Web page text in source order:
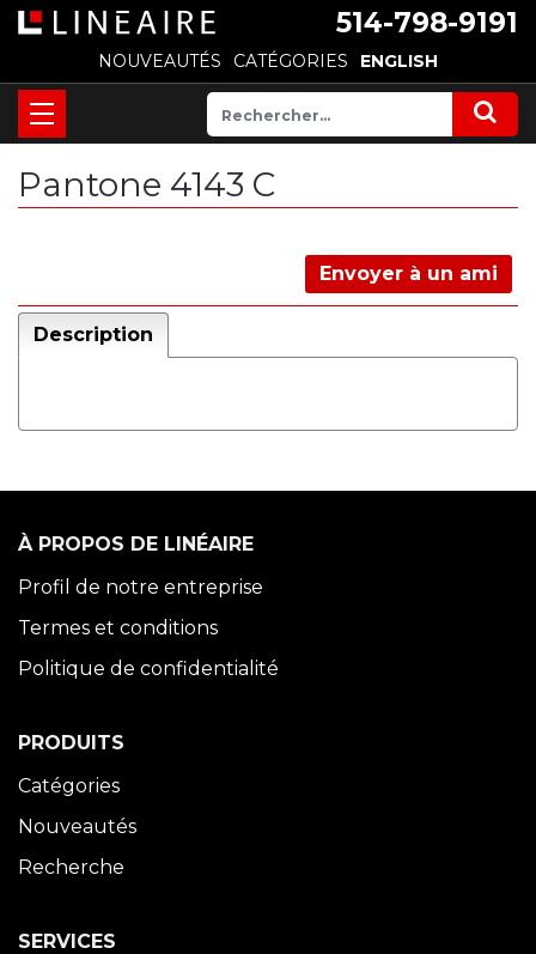
514-798-9191
NOUVEAUTÉS CATÉGORIES ENGLISH
Pantone 4143 C
Envoyer à un ami
Description
À PROPOS DE LINÉAIRE
Profil de notre entreprise
Termes et conditions
Politique de confidentialité
PRODUITS
Catégories
Nouveautés
Recherche
SERVICES